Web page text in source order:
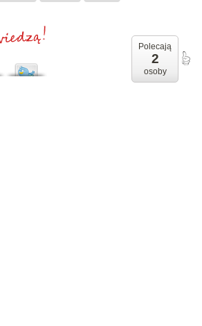
Polecają
2
osoby